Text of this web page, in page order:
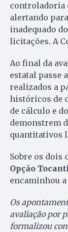
controladoria
alertando
inadequado
licitações. A
Ao final da
estatal passe
realizados a
históricos de
de cálculo e
demonstrem
quantitativos
Sobre os dois
Opção
encaminhou
Os
avaliação por
formalizou